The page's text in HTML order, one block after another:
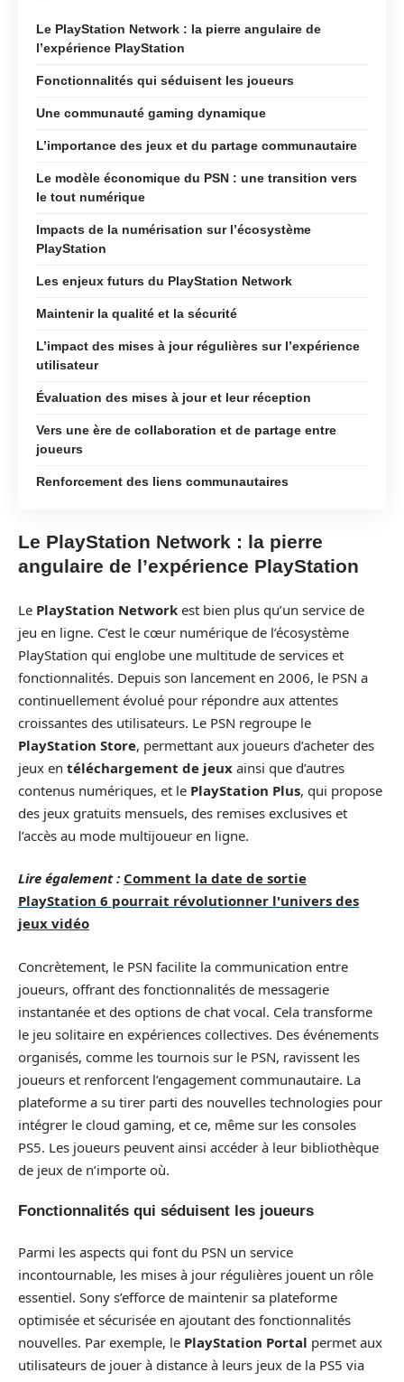
Le PlayStation Network : la pierre angulaire de
l’expérience PlayStation
Fonctionnalités qui séduisent les joueurs
Une communauté gaming dynamique
L’importance des jeux et du partage communautaire
Le modèle économique du PSN : une transition vers
le tout numérique
Impacts de la numérisation sur l’écosystème
PlayStation
Les enjeux futurs du PlayStation Network
Maintenir la qualité et la sécurité
L’impact des mises à jour régulières sur l’expérience
utilisateur
Évaluation des mises à jour et leur réception
Vers une ère de collaboration et de partage entre
joueurs
Renforcement des liens communautaires
Le PlayStation Network : la pierre
angulaire de l’expérience PlayStation
Le PlayStation Network est bien plus qu’un service de
jeu en ligne. C’est le cœur numérique de l’écosystème
PlayStation qui englobe une multitude de services et
fonctionnalités. Depuis son lancement en 2006, le PSN a
continuellement évolué pour répondre aux attentes
croissantes des utilisateurs. Le PSN regroupe le
PlayStation Store, permettant aux joueurs d’acheter des
jeux en téléchargement de jeux ainsi que d’autres
contenus numériques, et le PlayStation Plus, qui propose
des jeux gratuits mensuels, des remises exclusives et
l’accès au mode multijoueur en ligne.
Lire également : Comment la date de sortie
PlayStation 6 pourrait révolutionner l'univers des
jeux vidéo
Concrètement, le PSN facilite la communication entre
joueurs, offrant des fonctionnalités de messagerie
instantanée et des options de chat vocal. Cela transforme
le jeu solitaire en expériences collectives. Des événements
organisés, comme les tournois sur le PSN, ravissent les
joueurs et renforcent l’engagement communautaire. La
plateforme a su tirer parti des nouvelles technologies pour
intégrer le cloud gaming, et ce, même sur les consoles
PS5. Les joueurs peuvent ainsi accéder à leur bibliothèque
de jeux de n’importe où.
Fonctionnalités qui séduisent les joueurs
Parmi les aspects qui font du PSN un service
incontournable, les mises à jour régulières jouent un rôle
essentiel. Sony s’efforce de maintenir sa plateforme
optimisée et sécurisée en ajoutant des fonctionnalités
nouvelles. Par exemple, le PlayStation Portal permet aux
utilisateurs de jouer à distance à leurs jeux de la PS5 via